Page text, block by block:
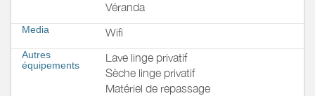
Véranda
Media Wifi
Autres
équipements
Lave linge privatif
Sèche linge privatif
Matériel de repassage